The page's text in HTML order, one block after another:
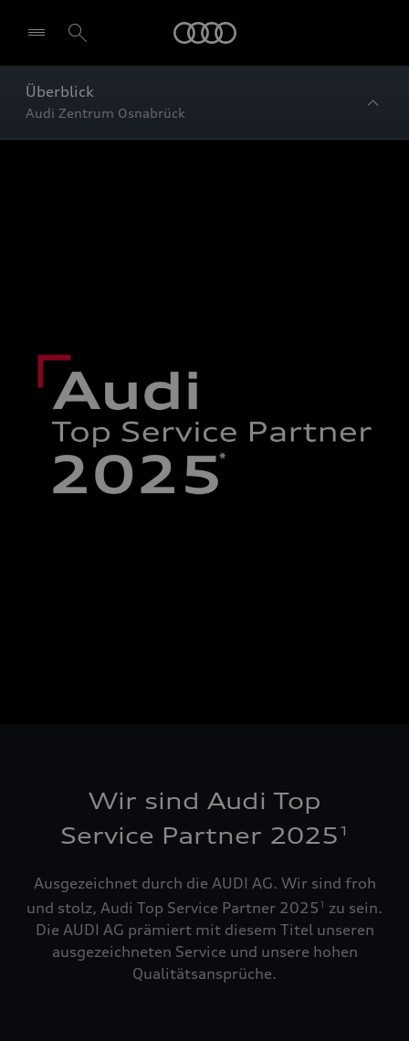
Überblick
Audi Zentrum Osnabrück
Wir sind Audi Top
Service Partner 2025 1
Ausgezeichnet durch die AUDI AG. Wir sind froh
und stolz, Audi Top Service Partner 2025 1
zu sein.
Die AUDI AG prämiert mit diesem Titel unseren
ausgezeichneten Service und unsere hohen
Qualitätsansprüche.